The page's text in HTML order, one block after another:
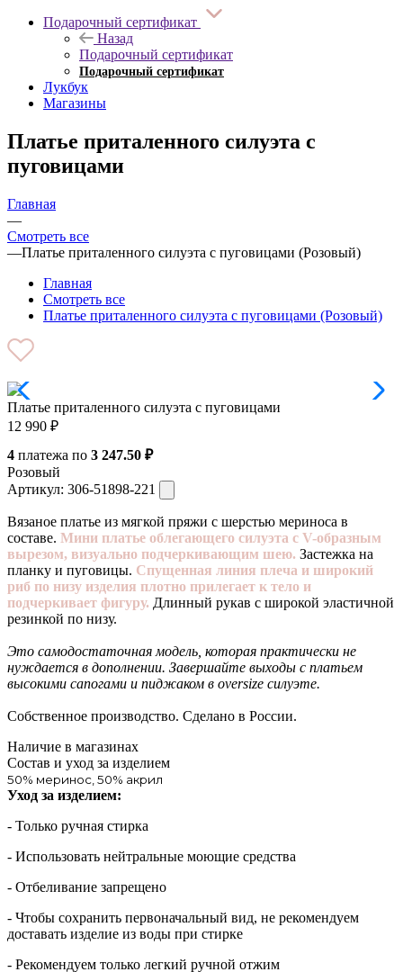
Подарочный сертификат
Назад
Подарочный сертификат
Подарочный сертификат
Лукбук
Магазины
Платье приталенного силуэта с
пуговицами
Главная
—
Смотреть все
—Платье приталенного силуэта с пуговицами (Розовый)
Главная
Смотреть все
Платье приталенного силуэта с пуговицами (Розовый)
Платье приталенного силуэта с пуговицами
12 990 ₽
4 платежа по 3 247.50 ₽
Розовый
Артикул: 306-51898-221
Вязаное платье из мягкой пряжи с шерстью мериноса в
составе. Мини платье облегающего силуэта с V-образным
вырезом, визуально подчеркивающим шею. Застежка на
планку и пуговицы. Спущенная линия плеча и широкий
риб по низу изделия плотно прилегает к тело и
подчеркивает фигуру. Длинный рукав с широкой эластичной
резинкой по низу.
Это самодостаточная модель, которая практически не
нуждается в дополнении. Завершайте выходы с платьем
высокими сапогами и пиджаком в oversize силуэте.
Собственное производство. Сделано в России.
Наличие в магазинах
Состав и уход за изделием
50% меринос, 50% акрил
Уход за изделием:
- Только ручная стирка
- Использовать нейтральные моющие средства
- Отбеливание запрещено
- Чтобы сохранить первоначальный вид, не рекомендуем
доставать изделие из воды при стирке
- Рекомендуем только легкий ручной отжим